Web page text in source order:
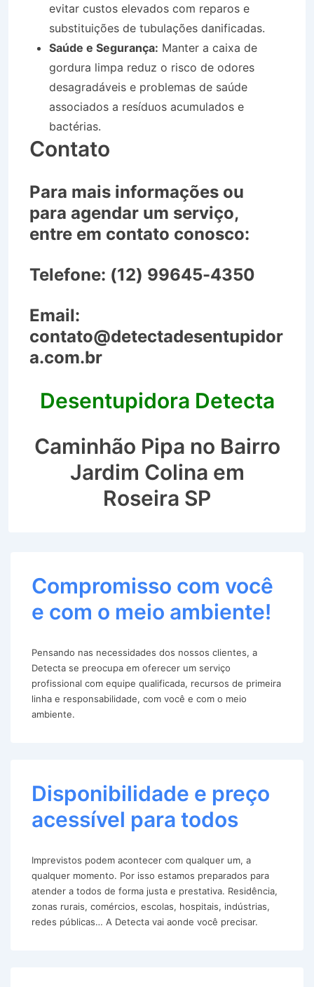
evitar custos elevados com reparos e
substituições de tubulações danificadas.
Saúde e Segurança: Manter a caixa de
gordura limpa reduz o risco de odores
desagradáveis e problemas de saúde
associados a resíduos acumulados e
bactérias.
Contato
Para mais informações ou
para agendar um serviço,
entre em contato conosco:
Telefone: (12) 99645-4350
Email:
contato@detectadesentupidor
a.com.br
Desentupidora Detecta
Caminhão Pipa no Bairro
Jardim Colina em
Roseira SP
Compromisso com você
e com o meio ambiente!
Pensando nas necessidades dos nossos clientes, a
Detecta se preocupa em oferecer um serviço
profissional com equipe qualificada, recursos de primeira
linha e responsabilidade, com você e com o meio
ambiente.
Disponibilidade e preço
acessível para todos
Imprevistos podem acontecer com qualquer um, a
qualquer momento. Por isso estamos preparados para
atender a todos de forma justa e prestativa. Residência,
zonas rurais, comércios, escolas, hospitais, indústrias,
redes públicas… A Detecta vai aonde você precisar.